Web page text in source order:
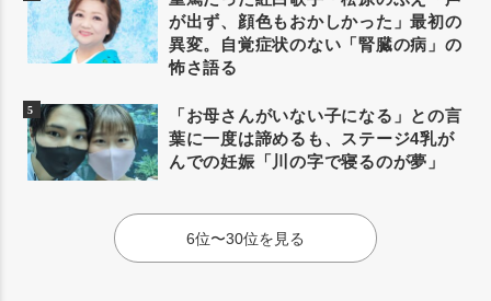
が出ず、顔色もおかしかった」最初の
異変。自覚症状のない「腎臓の病」の
怖さ語る
「お母さんがいない子になる」との言
葉に一度は諦めるも、ステージ4乳が
んでの妊娠「川の字で寝るのが夢」
6位〜30位を見る